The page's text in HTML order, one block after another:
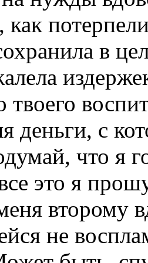
в
деньги, с
что я
это я
второму
не